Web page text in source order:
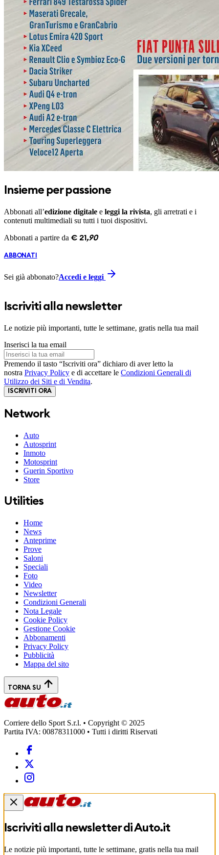
Insieme per passione
Abbonati all’edizione digitale e leggi la rivista, gli arretrati e i
contenuti multimediali su tutti i tuoi dispositivi.
Abbonati a partire da € 21 ,90
ABBONATI
Sei già abbonato?Accedi e leggi
Iscriviti alla newsletter
Le notizie più importanti, tutte le settimane, gratis nella tua mail
Inserisci la tua email
Premendo il tasto “Iscriviti ora” dichiaro di aver letto la
nostra Privacy Policy e di accettare le Condizioni Generali di
Utilizzo dei Siti e di Vendita.
ISCRIVITI ORA
Network
Auto
Autosprint
Inmoto
Motosprint
Guerin Sportivo
Store
Utilities
Home
News
Anteprime
Prove
Saloni
Speciali
Foto
Video
Newsletter
Condizioni Generali
Nota Legale
Cookie Policy
Gestione Cookie
Abbonamenti
Privacy Policy
Pubblicità
Mappa del sito
TORNA SU
Corriere dello Sport S.r.l. • Copyright © 2025
Partita IVA: 00878311000 • Tutti i diritti Riservati
Iscriviti alla newsletter diAuto.it
Le notizie più importanti, tutte le settimane, gratis nella tua mail